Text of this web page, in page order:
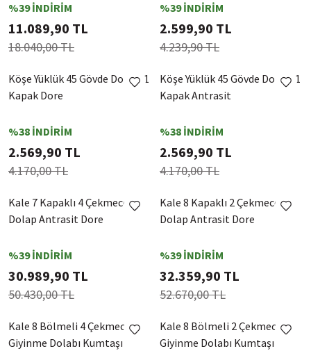
%39 İNDİRİM
11.089,90 TL
18.040,00 TL
%39 İNDİRİM
2.599,90 TL
4.239,90 TL
Köşe Yüklük 45 Gövde Dore + 1
Kapak Dore
%38 İNDİRİM
2.569,90 TL
4.170,00 TL
Köşe Yüklük 45 Gövde Dore + 1
Kapak Antrasit
%38 İNDİRİM
2.569,90 TL
4.170,00 TL
Kale 7 Kapaklı 4 Çekmeceli
Dolap Antrasit Dore
%39 İNDİRİM
30.989,90 TL
50.430,00 TL
Kale 8 Kapaklı 2 Çekmeceli
Dolap Antrasit Dore
%39 İNDİRİM
32.359,90 TL
52.670,00 TL
Kale 8 Bölmeli 4 Çekmeceli
Giyinme Dolabı Kumtaşı
Kale 8 Bölmeli 2 Çekmeceli
Giyinme Dolabı Kumtaşı